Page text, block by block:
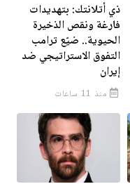
ذي أتلانتك: بتهديدات
فارغة ونقص الذخيرة
الحيوية.. ضيّع ترامب
التفوق الاستراتيجي ضد
إيران
منذ 11 ساعات